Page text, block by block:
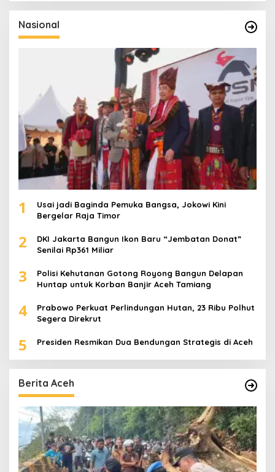
i
u
n
t
Nasional
1
Usai jadi Baginda Pemuka Bangsa, Jokowi Kini
Bergelar Raja Timor
2
DKI Jakarta Bangun Ikon Baru “Jembatan Donat”
Senilai Rp361 Miliar
3
Polisi Kehutanan Gotong Royong Bangun Delapan
Huntap untuk Korban Banjir Aceh Tamiang
4
Prabowo Perkuat Perlindungan Hutan, 23 Ribu Polhut
Segera Direkrut
5 Presiden Resmikan Dua Bendungan Strategis di Aceh
Berita Aceh